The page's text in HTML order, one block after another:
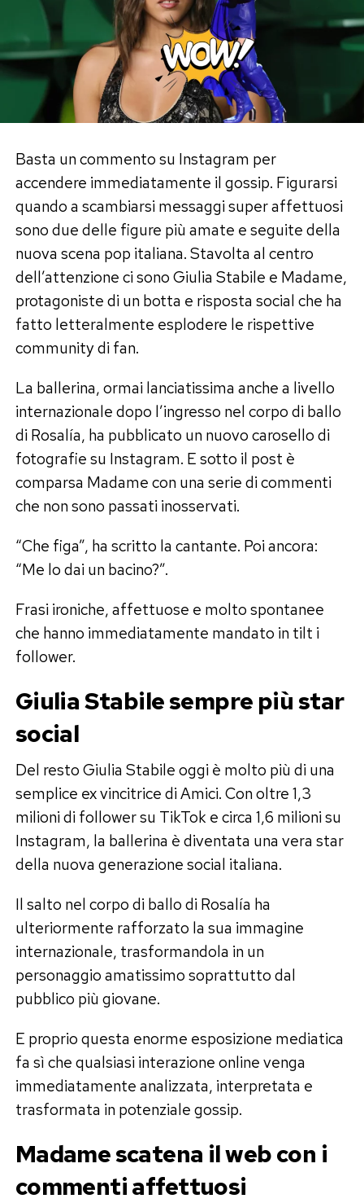
Basta un commento su Instagram per
accendere immediatamente il gossip. Figurarsi
quando a scambiarsi messaggi super affettuosi
sono due delle figure più amate e seguite della
nuova scena pop italiana. Stavolta al centro
dell’attenzione ci sono Giulia Stabile e Madame,
protagoniste di un botta e risposta social che ha
fatto letteralmente esplodere le rispettive
community di fan.
La ballerina, ormai lanciatissima anche a livello
internazionale dopo l’ingresso nel corpo di ballo
di Rosalía, ha pubblicato un nuovo carosello di
fotografie su Instagram. E sotto il post è
comparsa Madame con una serie di commenti
che non sono passati inosservati.
“Che figa”, ha scritto la cantante. Poi ancora:
“Me lo dai un bacino?”.
Frasi ironiche, affettuose e molto spontanee
che hanno immediatamente mandato in tilt i
follower.
Giulia Stabile sempre più star
social
Del resto Giulia Stabile oggi è molto più di una
semplice ex vincitrice di Amici. Con oltre 1,3
milioni di follower su TikTok e circa 1,6 milioni su
Instagram, la ballerina è diventata una vera star
della nuova generazione social italiana.
Il salto nel corpo di ballo di Rosalía ha
ulteriormente rafforzato la sua immagine
internazionale, trasformandola in un
personaggio amatissimo soprattutto dal
pubblico più giovane.
E proprio questa enorme esposizione mediatica
fa sì che qualsiasi interazione online venga
immediatamente analizzata, interpretata e
trasformata in potenziale gossip.
Madame scatena il web con i
commenti affettuosi